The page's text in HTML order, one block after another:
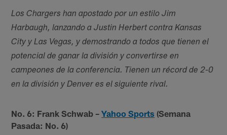
Los Chargers han apostado por un estilo Jim
Harbaugh, lanzando a Justin Herbert contra Kansas
City y Las Vegas, y demostrando a todos que tienen el
potencial de ganar la división y convertirse en
campeones de la conferencia. Tienen un récord de 2-0
en la división y Denver es el siguiente rival.
No. 6: Frank Schwab –Yahoo Sports (Semana
Pasada: No. 6)